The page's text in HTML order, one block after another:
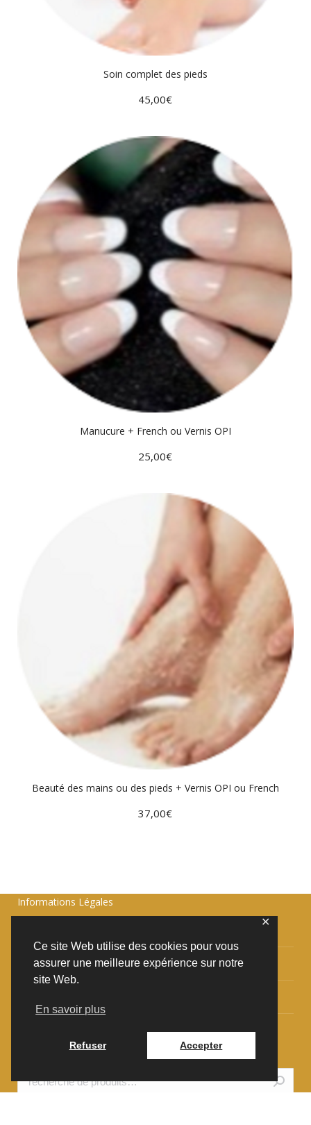
Ce site Web utilise des cookies pour vous
assurer une meilleure expérience sur notre
site Web.
En savoir plus
Refuser Accepter
✕
Soin complet des pieds
45,00€
Manucure + French ou Vernis OPI
25,00€
Beauté des mains ou des pieds + Vernis OPI ou French
37,00€
Informations Légales
Conditions Générales de Vente